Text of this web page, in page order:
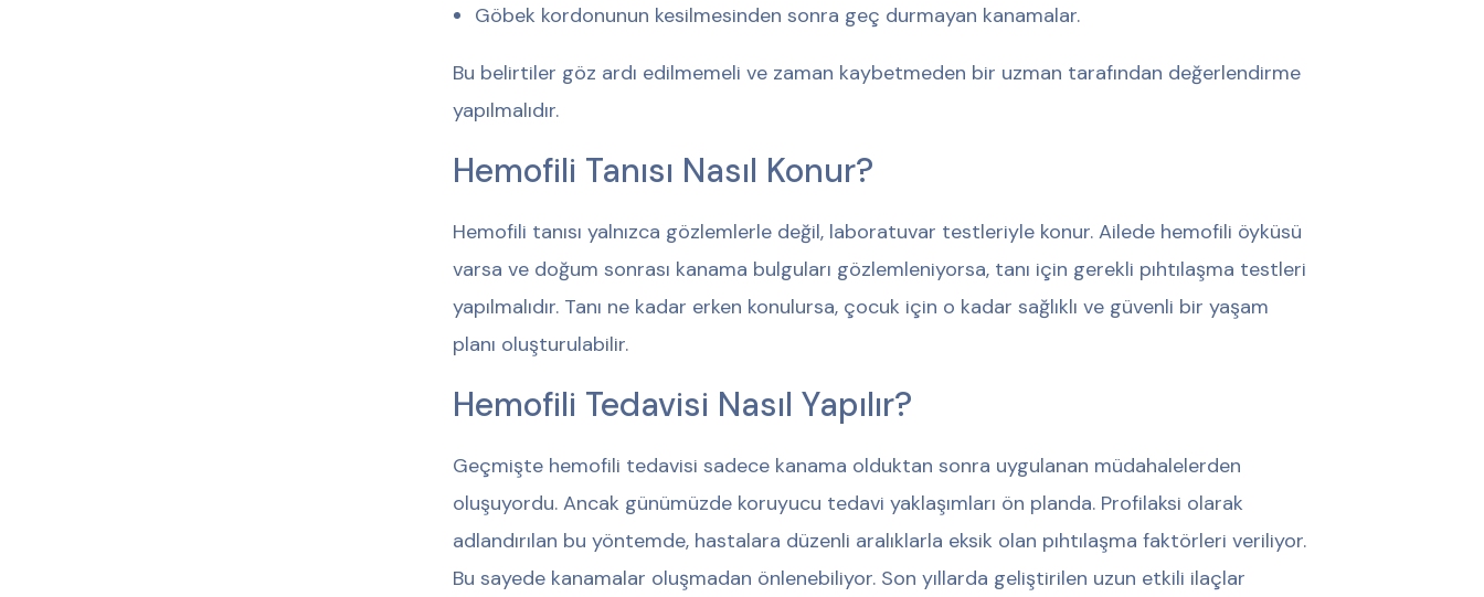
Göbek kordonunun kesilmesinden sonra geç durmayan kanamalar.
Bu belirtiler göz ardı edilmemeli ve zaman kaybetmeden bir uzman tarafından değerlendirme
yapılmalıdır.
Hemofili Tanısı Nasıl Konur?
Hemofili tanısı yalnızca gözlemlerle değil, laboratuvar testleriyle konur. Ailede hemofili öyküsü
varsa ve doğum sonrası kanama bulguları gözlemleniyorsa, tanı için gerekli pıhtılaşma testleri
yapılmalıdır. Tanı ne kadar erken konulursa, çocuk için o kadar sağlıklı ve güvenli bir yaşam
planı oluşturulabilir.
Hemofili Tedavisi Nasıl Yapılır?
Geçmişte hemofili tedavisi sadece kanama olduktan sonra uygulanan müdahalelerden
oluşuyordu. Ancak günümüzde koruyucu tedavi yaklaşımları ön planda. Profilaksi olarak
adlandırılan bu yöntemde, hastalara düzenli aralıklarla eksik olan pıhtılaşma faktörleri veriliyor.
Bu sayede kanamalar oluşmadan önlenebiliyor. Son yıllarda geliştirilen uzun etkili ilaçlar